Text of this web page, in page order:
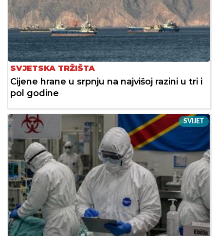
SVJETSKA TRŽIŠTA
Cijene hrane u srpnju na najvišoj razini u tri i
pol godine
SVIJET